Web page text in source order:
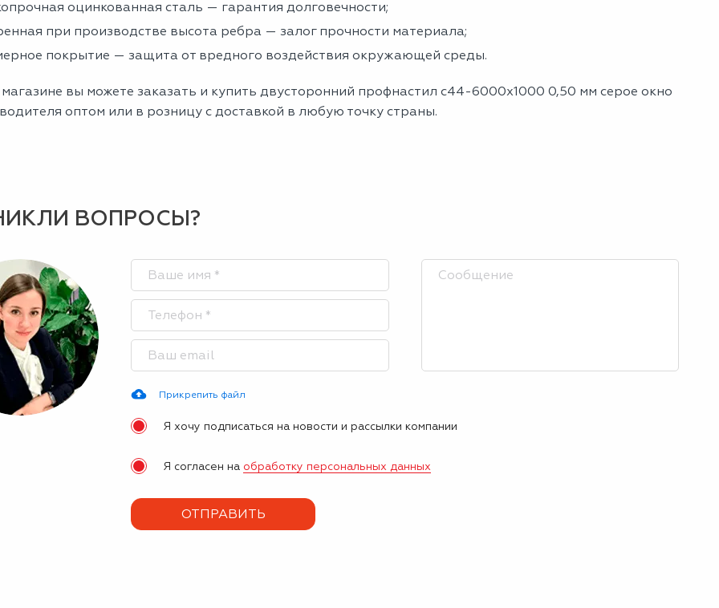
оцинкованная сталь — гарантия долговечности;
при производстве высота ребра — залог прочности материала;
покрытие — защита от вредного воздействия окружающей среды.
вы можете заказать и купить двусторонний профнастил с44-6000х1000 0,50 мм серое окно
оптом или в розницу с доставкой в любую точку страны.
ВОПРОСЫ?
Прикрепить файл
Я хочу подписаться на новости и рассылки компании
Я согласен на обработку персональных данных